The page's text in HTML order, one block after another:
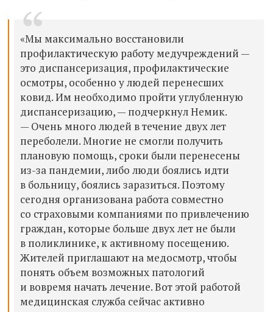
«Мы максимально восстановили
профилактическую работу медучреждений —
это диспансеризация, профилактические
осмотры, особенно у людей перенесших
ковид. Им необходимо пройти углубленную
диспансеризацию, — подчеркнул Немик.
— Очень много людей в течение двух лет
переболели. Многие не смогли получить
плановую помощь, сроки были перенесены
из-за пандемии, либо люди боялись идти
в больницу, боялись заразиться. Поэтому
сегодня организована работа совместно
со страховыми компаниями по привлечению
граждан, которые больше двух лет не были
в поликлинике, к активному посещению.
Жителей приглашают на медосмотр, чтобы
понять объем возможных патологий
и вовремя начать лечение. Вот этой работой
медицинская служба сейчас активно